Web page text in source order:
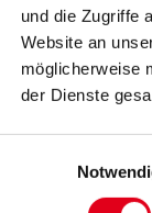
und die Zugriffe
Website an
möglicherweise
der Dienste